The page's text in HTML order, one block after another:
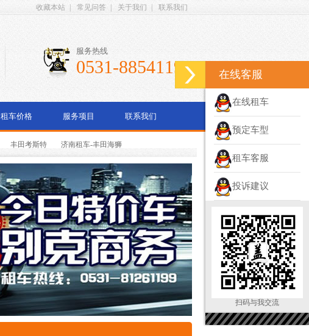
收藏本站 常见问答 关于我们 联系我们
服务热线
0531-88541199
租车价格 服务项目 联系我们
丰田考斯特 济南租车-丰田海狮
在线客服
在线租车
预定车型
租车客服
投诉建议
扫码与我交流